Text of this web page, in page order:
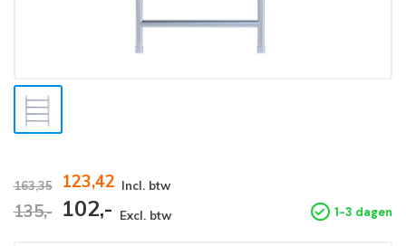
163,35 123,42 Incl. btw
135,- 102,- Excl. btw 1-3 dagen